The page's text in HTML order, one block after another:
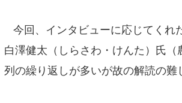
今回、インタビューに応じてくれ
白澤健太（しらさわ・けんた）氏
列の繰り返しが多いが故の解読の難